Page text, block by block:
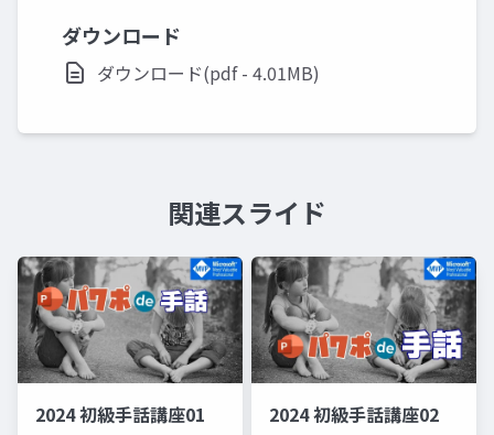
ダウンロード
ダウンロード(pdf - 4.01MB)
関連スライド
2024 初級手話講座01 2024 初級手話講座02